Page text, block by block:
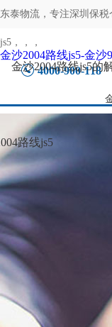
东泰物流，专注深圳保税
js5 ，，，
4000-900-118
金沙2004路线js5-金沙
金沙2004路线js5的
路线js5